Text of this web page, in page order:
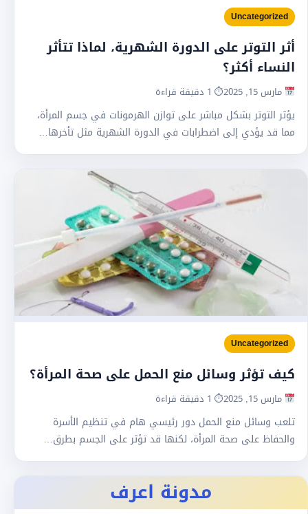
Uncategorized
أثر التوتر على الدورة الشهرية، لماذا تتأثر
النساء أكثر؟
مارس 15, 2025 ⏱ 1 دقيقة قراءة
يؤثر التوتر بشكل مباشر على توازن الهرمونات في جسم المرأة،
مما قد يؤدي إلى اضطرابات في الدورة الشهرية مثل تأخرها…
Uncategorized
كيف تؤثر وسائل منع الحمل على صحة المرأة؟
مارس 15, 2025 ⏱ 1 دقيقة قراءة
تلعب وسائل منع الحمل دور رئيسي هام في تنظيم الأسرة
والحفاظ على صحة المرأة، لكنها قد تؤثر على الجسم بطرق…
مدونة اعرف